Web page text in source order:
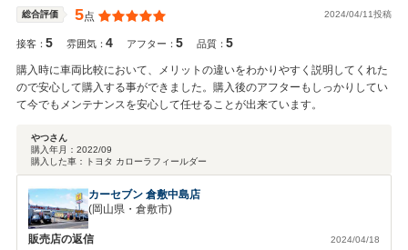
総合評価 5点 2024/04/11投稿
接客：5 雰囲気：4 アフター：5 品質：5
購入時に車両比較において、メリットの違いをわかりやすく説明してくれた
ので安心して購入する事ができました。購入後のアフターもしっかりしてい
て今でもメンテナンスを安心して任せることが出来ています。
やつさん
購入年月： 2022/09
購入した車：
トヨタ カローラフィールダー
カーセブン 倉敷中島店
(岡山県・倉敷市)
販売店の返信 2024/04/18